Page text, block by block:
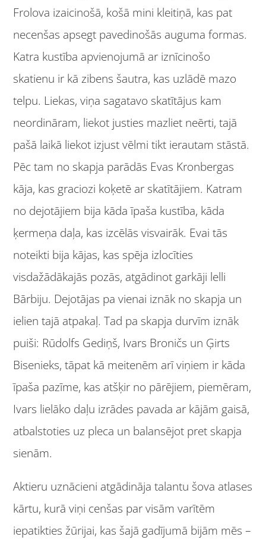
Frolova izaicinošā, košā mini kleitiņā, kas pat
necenšas apsegt pavedinošās auguma formas.
Katra kustība apvienojumā ar iznīcinošo
skatienu ir kā zibens šautra, kas uzlādē mazo
telpu. Liekas, viņa sagatavo skatītājus kam
neordināram, liekot justies mazliet neērti, tajā
pašā laikā liekot izjust vēlmi tikt ierautam stāstā.
Pēc tam no skapja parādās Evas Kronbergas
kāja, kas graciozi koķetē ar skatītājiem. Katram
no dejotājiem bija kāda īpaša kustība, kāda
ķermeņa daļa, kas izcēlās visvairāk. Evai tās
noteikti bija kājas, kas spēja izlocīties
visdažādākajās pozās, atgādinot garkāji lelli
Bārbiju. Dejotājas pa vienai iznāk no skapja un
ielien tajā atpakaļ. Tad pa skapja durvīm iznāk
puiši: Rūdolfs Gediņš, Ivars Broničs un Ģirts
Bisenieks, tāpat kā meitenēm arī viņiem ir kāda
īpaša pazīme, kas atšķir no pārējiem, piemēram,
Ivars lielāko daļu izrādes pavada ar kājām gaisā,
atbalstoties uz pleca un balansējot pret skapja
sienām.
Aktieru uznācieni atgādināja talantu šova atlases
kārtu, kurā viņi cenšas par visām varītēm
iepatikties žūrijai, kas šajā gadījumā bijām mēs –